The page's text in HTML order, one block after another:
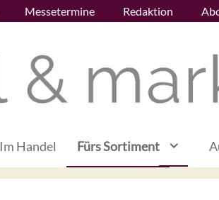
Messetermine Redaktion
Im Handel Fürs Sortiment